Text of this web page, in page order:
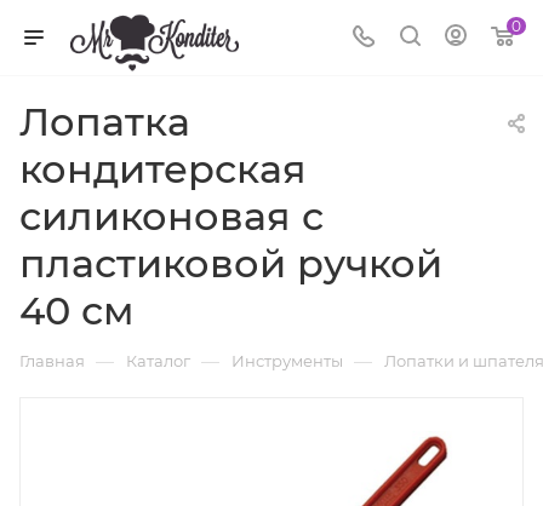
0
Лопатка
кондитерская
силиконовая с
пластиковой ручкой
40 см
Главная — Каталог — Инструменты — Лопатки и шпателя